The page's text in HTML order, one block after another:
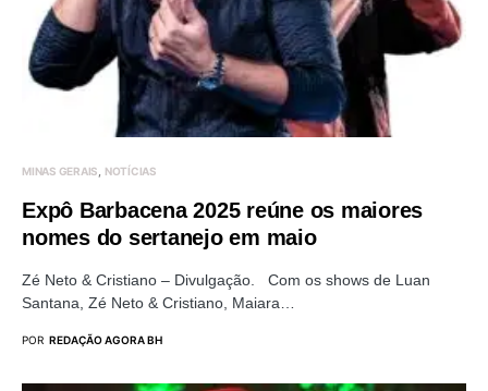
MINAS GERAIS NOTÍCIAS
Expô Barbacena 2025 reúne os maiores
nomes do sertanejo em maio
Zé Neto & Cristiano – Divulgação. Com os shows de Luan
Santana, Zé Neto & Cristiano, Maiara…
POR REDAÇÃO AGORA BH